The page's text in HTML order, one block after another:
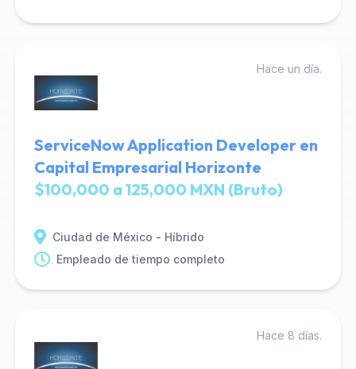
Hace un día.
ServiceNow Application Developer en
Capital Empresarial Horizonte
$100,000 a 125,000 MXN (Bruto)
Ciudad de México - Híbrido
Empleado de tiempo completo
Hace 8 días.